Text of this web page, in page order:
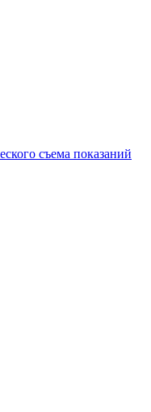
съема показаний